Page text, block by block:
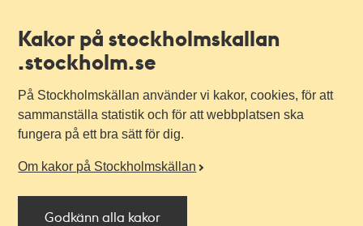
Kakor på stockholmskallan
.stockholm.se
På Stockholmskällan använder vi kakor, cookies, för att
sammanställa statistik och för att webbplatsen ska
fungera på ett bra sätt för dig.
Om kakor på Stockholmskällan
Godkänn alla kakor